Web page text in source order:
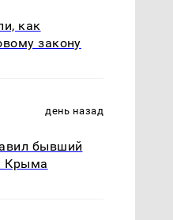
как
закону
день назад
бывший
Крыма